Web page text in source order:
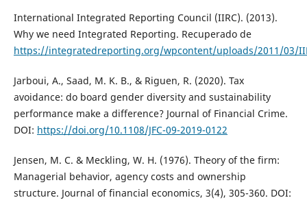
International Integrated Reporting Council (IIRC). (2013).
Why we need Integrated Reporting. Recuperado de
https://integratedreporting.org/wpcontent/uploads/2011/03/
Jarboui, A., Saad, M. K. B., & Riguen, R. (2020). Tax
avoidance: do board gender diversity and sustainability
performance make a difference? Journal of Financial Crime.
DOI: https://doi.org/10.1108/JFC-09-2019-0122
Jensen, M. C. & Meckling, W. H. (1976). Theory of the firm:
Managerial behavior, agency costs and ownership
structure. Journal of financial economics, 3(4), 305-360. DOI: